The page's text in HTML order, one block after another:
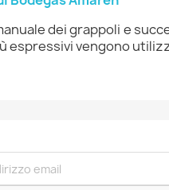
dei grappoli e
espressivi vengono